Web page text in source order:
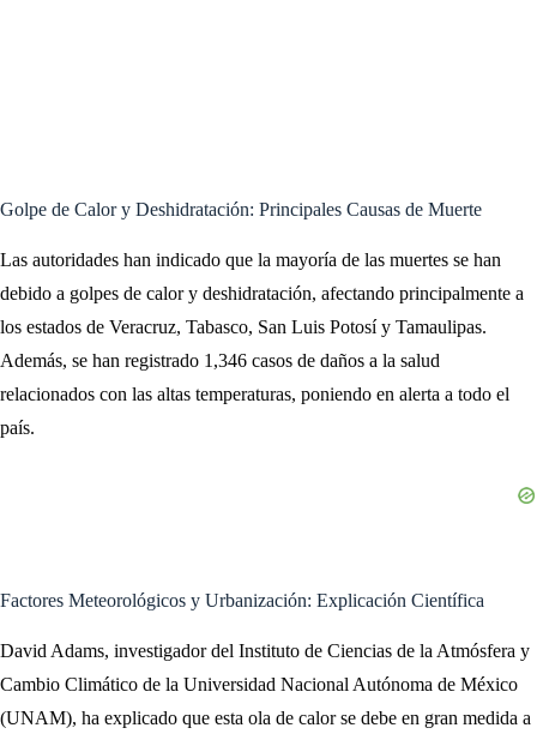
Golpe de Calor y Deshidratación: Principales Causas de Muerte
Las autoridades han indicado que la mayoría de las muertes se han
debido a golpes de calor y deshidratación, afectando principalmente a
los estados de Veracruz, Tabasco, San Luis Potosí y Tamaulipas.
Además, se han registrado 1,346 casos de daños a la salud
relacionados con las altas temperaturas, poniendo en alerta a todo el
país.
Factores Meteorológicos y Urbanización: Explicación Científica
David Adams, investigador del Instituto de Ciencias de la Atmósfera y
Cambio Climático de la Universidad Nacional Autónoma de México
(UNAM), ha explicado que esta ola de calor se debe en gran medida a